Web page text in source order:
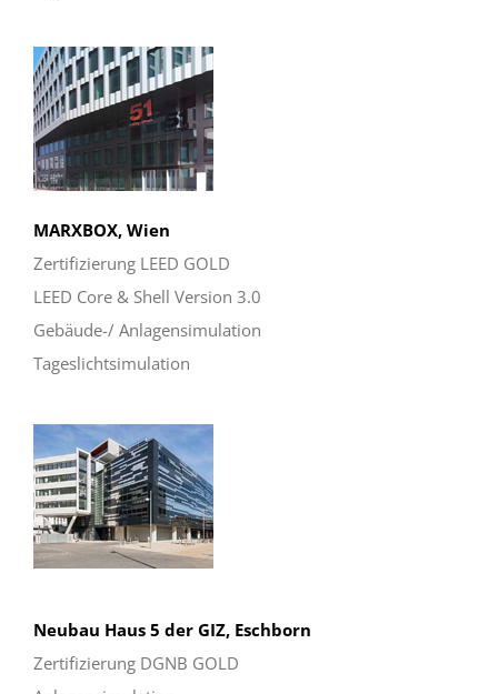
MARXBOX, Wien
Zertifizierung LEED GOLD
LEED Core & Shell Version 3.0
Gebäude-/ Anlagensimulation
Tageslichtsimulation
Neubau Haus 5 der GIZ, Eschborn
Zertifizierung DGNB GOLD